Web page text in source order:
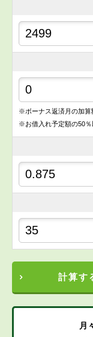
※ボーナス返済月の加算
※お借入れ予定額の50％
計算す
月